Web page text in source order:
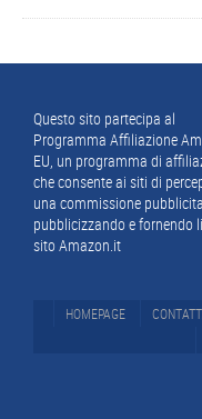
Footer
Questo sito partecipa al
Programma Affiliazione
EU, un programma di
che consente ai siti di
una commissione
pubblicizzando e fornendo
sito Amazon.it
HOMEPAGE